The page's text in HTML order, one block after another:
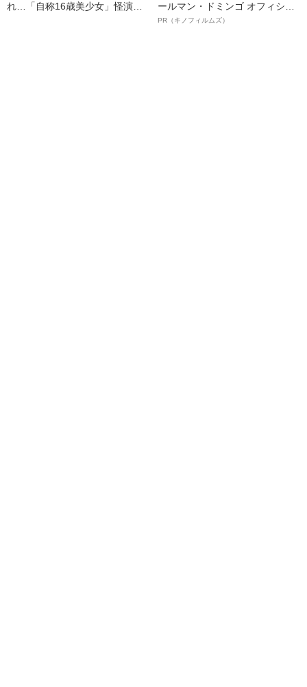
れ…「自称16歳美少女」怪演
ールマン・ドミンゴ オフィシャ
ルインタビュー“観客を魅了した
PR（キノフィルムズ）